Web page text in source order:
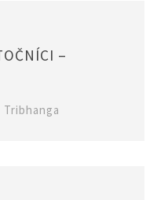
–
Tribhanga